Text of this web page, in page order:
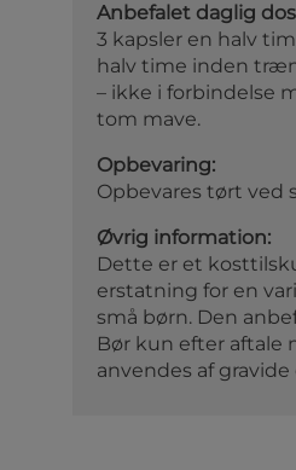
Anbefalet daglig
3 kapsler en halv
halv time inden
– ikke i forbindelse
tom mave.
Opbevaring:
Opbevares tørt ved
Øvrig information:
Dette er et
erstatning for en
små børn. Den
Bør kun efter aftale
anvendes af gravide